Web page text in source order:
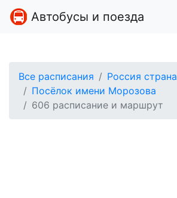
Автобусы и поезда
Все расписания
Россия страна
Посёлок имени Морозова
606 расписание и маршрут